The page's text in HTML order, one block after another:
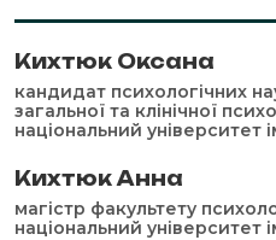
Кихтюк Оксана
кандидат психологічних
загальної та клінічної
національний університет
Кихтюк Анна
магістр факультету
національний університет